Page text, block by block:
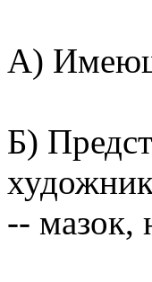
А)
Б)
-- мазок,